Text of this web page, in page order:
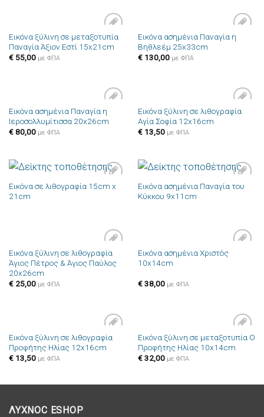
Πρόσθήκη
στην λίστα
Εικόνα ξύλινη σε μεταξοτυπία
Παναγία Άξιον Εστί 15x21cm
€55,00 με ΦΠΑ
Πρόσθήκη
Εικόνα ασημένια Παναγία η
Βηθλεέμ 25x33cm
€130,00 με ΦΠΑ
Πρόσθήκη
στην λίστα
Εικόνα ασημένια Παναγία η
Ιεροσολλυμίτισσα 20x26cm
€80,00 με ΦΠΑ
Πρόσθήκη
Εικόνα ξύλινη σε λιθογραφία
Αγία Σοφία 12x16cm
€13,50 με ΦΠΑ
Πρόσθήκη
Εικόνα σε λιθογραφία 15cm x
21cm
Πρόσθήκη
Εικόνα ασημένια Παναγία του
Κύκκου 9x11cm
Πρόσθήκη
στην λίστα
Εικόνα ξύλινη σε λιθογραφία
Άγιος Πέτρος & Άγιος Παύλος
20x26cm
€25,00 με ΦΠΑ
Πρόσθήκη
Εικόνα ασημένια Χριστός
10x14cm
€38,00 με ΦΠΑ
Πρόσθήκη
στην λίστα
Εικόνα ξύλινη σε λιθογραφία
Προφήτης Ηλίας 12x16cm
€13,50 με ΦΠΑ
Πρόσθήκη
στην λίστα
Εικόνα ξύλινη σε μεταξοτυπία Ο
Προφήτης Ηλίας 10x14cm
€32,00 με ΦΠΑ
ΛΥΧΝΟC ESHOP